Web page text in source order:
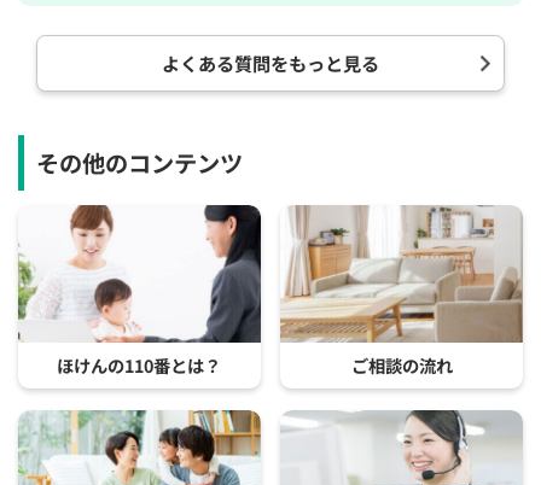
よくある質問をもっと見る
その他のコンテンツ
ほけんの110番とは？ ご相談の流れ